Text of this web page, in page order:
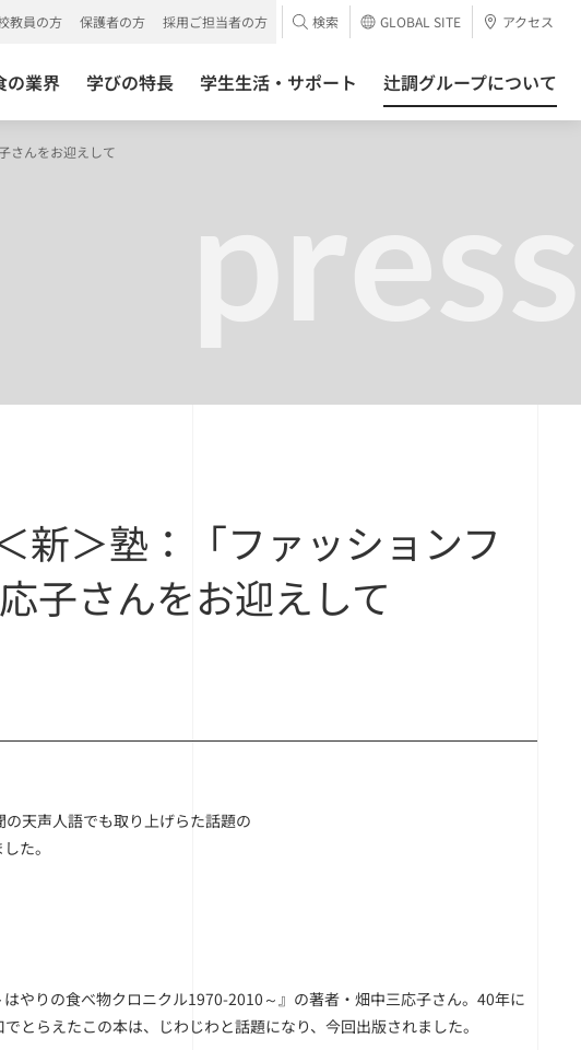
の業界 学びの特長 学生生活・サポート 辻調グループについて
教員の方 保護者の方 採用ご担当者の方 検索 GLOBAL SITE アクセス
press
さんをお迎えして
新＞塾：「ファッションフ
子さんをお迎えして
天声人語でも取り上げらた話題の
た。
やりの食べ物クロニクル1970-2010～』の著者・畑中三応子さん。40年に
とらえたこの本は、じわじわと話題になり、今回出版されました。